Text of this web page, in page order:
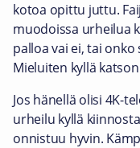
kotoa opittu juttu.
muodoissa urheilua
palloa vai ei, tai
Mieluiten kyllä
Jos hänellä olisi 4K-
urheilu kyllä
onnistuu hyvin.